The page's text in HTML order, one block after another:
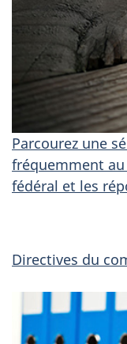
Parcourez une
fréquemment
fédéral et les
Directives du